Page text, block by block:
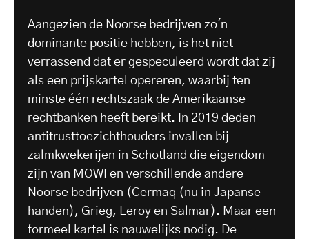
Aangezien de Noorse bedrijven zo'n
dominante positie hebben, is het niet
verrassend dat er gespeculeerd wordt dat zij
als een prijskartel opereren, waarbij ten
minste één rechtszaak de Amerikaanse
rechtbanken heeft bereikt. In 2019 deden
antitrusttoezichthouders invallen bij
zalmkwekerijen in Schotland die eigendom
zijn van MOWI en verschillende andere
Noorse bedrijven (Cermaq (nu in Japanse
handen), Grieg, Leroy en Salmar). Maar een
formeel kartel is nauwelijks nodig. De